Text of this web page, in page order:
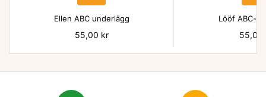
Ellen ABC underlägg
Pris
55,00 kr
Lööf ABC-
Pris
55,00